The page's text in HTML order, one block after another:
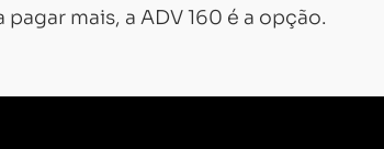
mais, a ADV 160 é a opção.